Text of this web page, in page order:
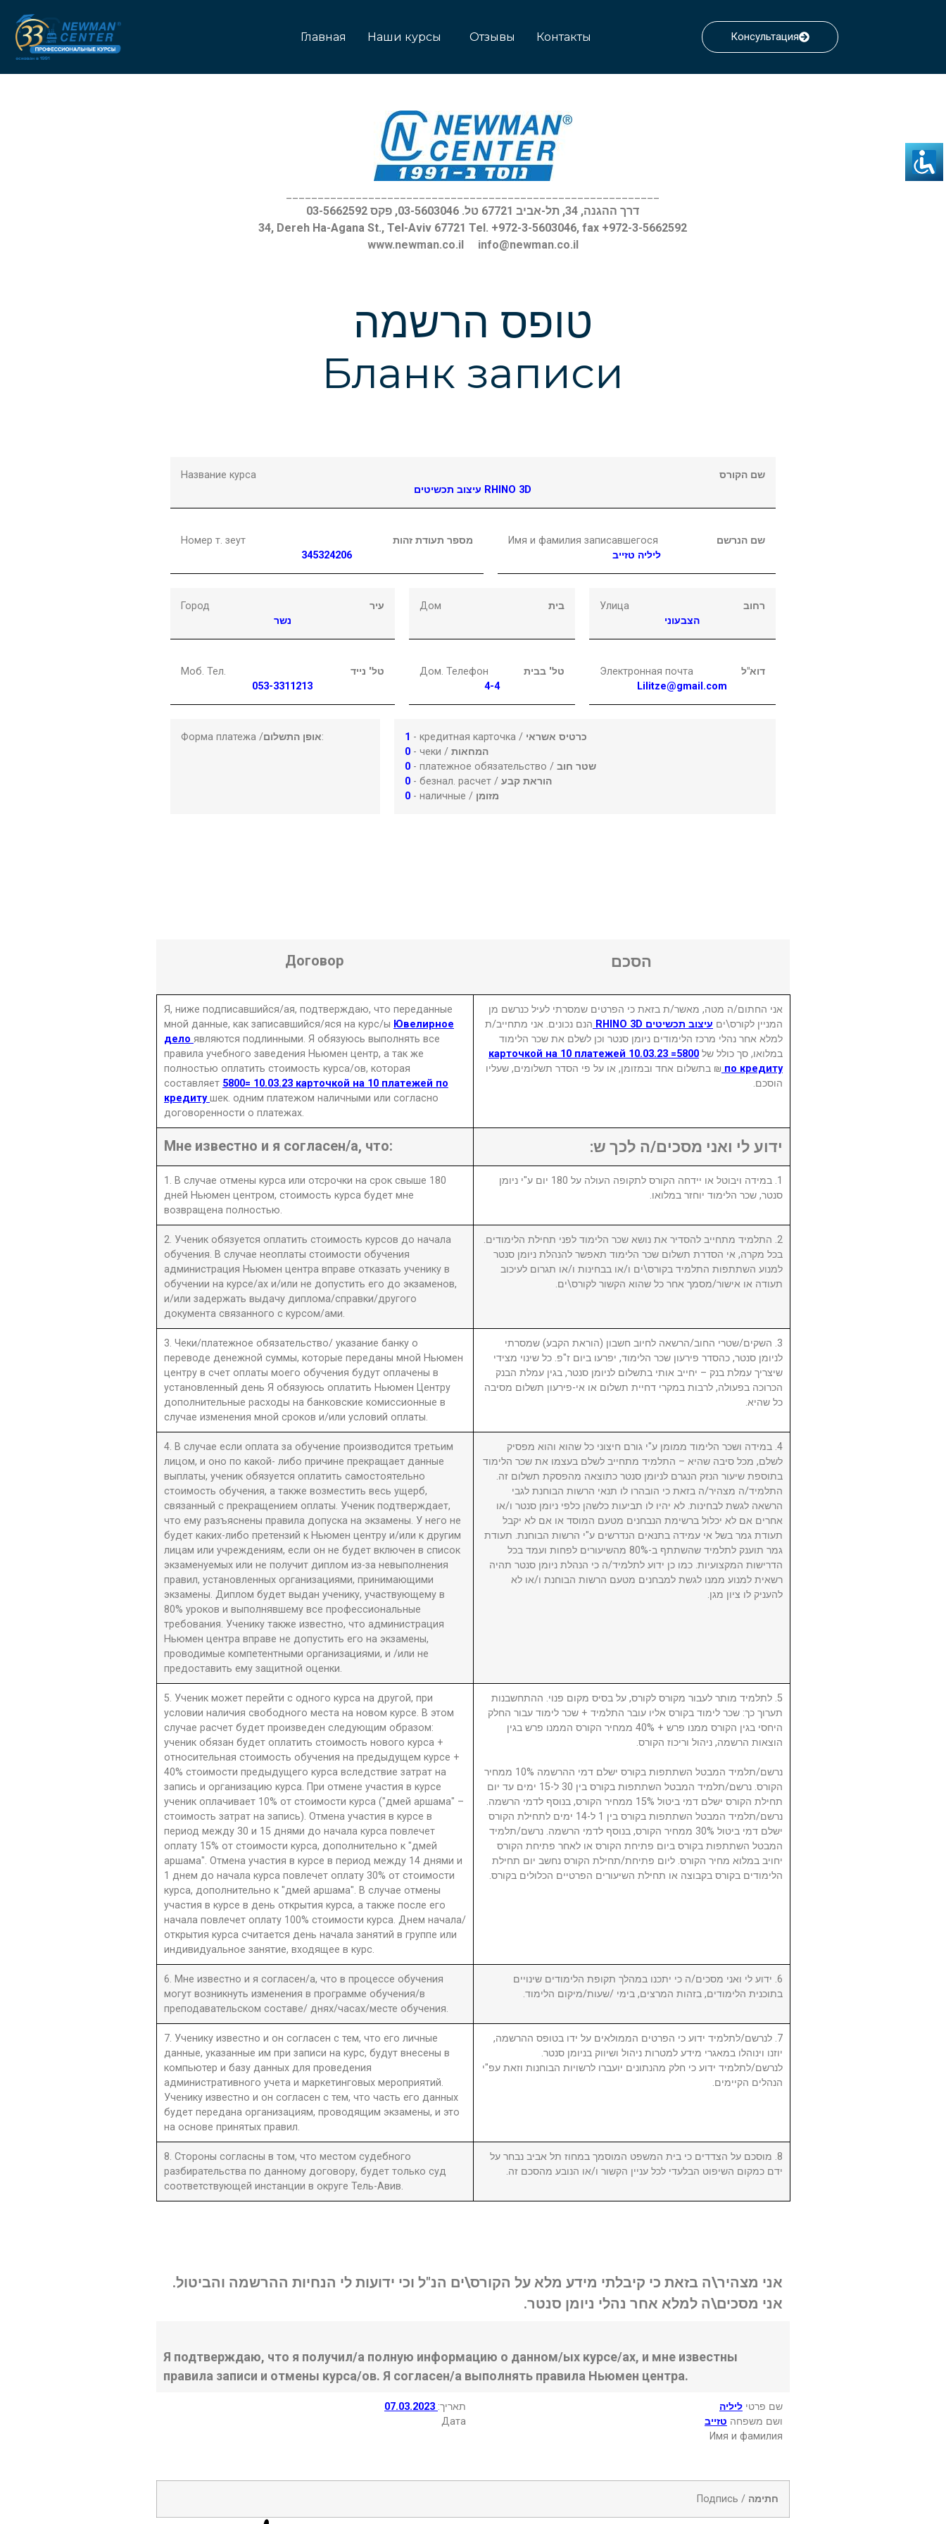
Главная Наши курсы Отзывы Контакты Консультация
דרך ההגנה, 34, תל-אביב 67721 טל. 03-5603046, פקס 03-5662592
34, Dereh Ha-Agana St., Tel-Aviv 67721 Tel. +972-3-5603046, fax +972-3-5662592
www.newman.co.il
info@newman.co.il
טופס הרשמה
Бланк записи
Название курса
שם הקורס
עיצוב תכשיטים RHINO 3D
Номер т. зеут
מספר תעודת זהות
345324206
Имя и фамилия записавшегося
שם הנרשם
ליליה טזייב
Город
עיר
נשר
Дом בית Улица
רחוב
הצבעוני
Моб. Тел.
טל' נייד
053-3311213
Дом. Телефон
טל' בבית
4-4
Электронная почта
דוא"ל
Lilitze@gmail.com
Форма платежа /אופן התשלום: 1 - кредитная карточка / כרטיס אשראי
0- чеки / המחאות
0- платежное обязательство / שטר חוב
0- безнал. расчет / הוראת קבע
0- наличные / מזומן
Договор הסכם
Я, ниже подписавшийся/ая, подтверждаю, что переданные
мной данные, как записавшийся/яся на курс/ы Ювелирное
дело являются подлинными. Я обязуюсь выполнять все
правила учебного заведения Ньюмен центр, а так же
полностью оплатить стоимость курса/ов, которая
составляет 5800= 10.03.23 карточкой на 10 платежей по
кредитушек. одним платежом наличными или согласно
договоренности о платежах.
אני החתום/ה מטה, מאשר/ת בזאת כי הפרטים שמסרתי לעיל כנרשם מן
המניין לקורס\ים עיצוב תכשיטים RHINO 3D
הנם נכונים. אני מתחייב/ת
למלא אחר נהלי מרכז הלימודים ניומן סנטר וכן לשלם את שכר הלימוד
במלואו, סך כולל של
5800= 10.03.23 карточкой на 10 платежей
по кредиту ₪ בתשלום אחד ובמזומן, או על פי הסדר תשלומים, שעליו
הוסכם.
Мне известно и я согласен/а, что: ידוע לי ואני מסכים/ה לכך ש:
1. В случае отмены курса или отсрочки на срок свыше 180
дней Ньюмен центром, стоимость курса будет мне
возвращена полностью.
1. במידה ויבוטל או יידחה הקורס לתקופה העולה על 180 יום ע"י ניומן
סנטר, שכר הלימוד יוחזר במלואו.
2. Ученик обязуется оплатить стоимость курсов до начала
обучения. В случае неоплаты стоимости обучения
администрация Ньюмен центра вправе отказать ученику в
обучении на курсе/ах и/или не допустить его до экзаменов,
и/или задержать выдачу диплома/справки/другого
документа связанного с курсом/ами.
2. התלמיד מתחייב להסדיר את נושא שכר הלימוד לפני תחילת הלימודים.
בכל מקרה, אי הסדרת תשלום שכר הלימוד תאפשר להנהלת ניומן סנטר
למנוע השתתפות התלמיד בקורס\ים ו/או בבחינות ו/או תגרום לעיכוב
תעודה או אישור/מסמך אחר כל שהוא הקשור לקורס\ים.
3. Чеки/платежное обязательство/ указание банку о
переводе денежной суммы, которые переданы мной Ньюмен
центру в счет оплаты моего обучения будут оплачены в
установленный день Я обязуюсь оплатить Ньюмен Центру
дополнительные расходы на банковские комиссионные в
случае изменения мной сроков и/или условий оплаты.
3. השקים/שטרי החוב/הרשאה לחיוב חשבון (הוראת הקבע) שמסרתי
לניומן סנטר, כהסדר פירעון שכר הלימוד, יפרעו ביום ז"פ. כל שינוי מצידי
שיצריך עמלת בנק – יחייב אותי בתשלום לניומן סנטר, בגין עמלת הבנק
הכרוכה בפעולה, לרבות במקרי דחיית תשלום או אי-פירעון תשלום מסיבה
כל שהיא.
4. В случае если оплата за обучение производится третьим
лицом, и оно по какой- либо причине прекращает данные
выплаты, ученик обязуется оплатить самостоятельно
стоимость обучения, а также возместить весь ущерб,
связанный с прекращением оплаты. Ученик подтверждает,
что ему разъяснены правила допуска на экзамены. У него не
будет каких-либо претензий к Ньюмен центру и/или к другим
лицам или учреждениям, если он не будет включен в список
экзаменуемых или не получит диплом из-за невыполнения
правил, установленных организациями, принимающими
экзамены. Диплом будет выдан ученику, участвующему в
80% уроков и выполнявшему все профессиональные
требования. Ученику также известно, что администрация
Ньюмен центра вправе не допустить его на экзамены,
проводимые компетентными организациями, и /или не
предоставить ему защитной оценки.
4. במידה ושכר הלימוד ממומן ע"י גורם חיצוני כל שהוא והוא מפסיק
לשלם, מכל סיבה שהיא – התלמיד מתחייב לשלם בעצמו את שכר הלימוד
בתוספת שיעור הנזק הנגרם לניומן סנטר כתוצאה מהפסקת תשלום זה.
התלמיד/ה מצהיר/ה בזאת כי הובהרו לו תנאי הרשות הבוחנת לגבי
הרשאה לגשת לבחינות. לא יהיו לו תביעות כלשהן כלפי ניומן סנטר ו/או
אחרים אם לא יכלול ברשימת הנבחנים מטעם המוסד או אם לא יקבל
תעודת גמר בשל אי עמידה בתנאים הנדרשים ע"י הרשות הבוחנת. תעודת
גמר תוענק לתלמיד שהשתתף ב-80% מהשיעורים לפחות ועמד בכל
הדרישות המקצועיות. כמו כן ידוע לתלמיד/ה כי הנהלת ניומן סנטר תהיה
רשאית למנוע ממנו לגשת למבחנים מטעם הרשות הבוחנת ו/או לא
להעניק לו ציון מגן.
5. Ученик может перейти с одного курса на другой, при
условии наличия свободного места на новом курсе. В этом
случае расчет будет произведен следующим образом:
ученик обязан будет оплатить стоимость нового курса +
относительная стоимость обучения на предыдущем курсе +
40% стоимости предыдущего курса вследствие затрат на
запись и организацию курса. При отмене участия в курсе
ученик оплачивает 10% от стоимости курса ("дмей аршама" –
стоимость затрат на запись). Отмена участия в курсе в
период между 30 и 15 днями до начала курса повлечет
оплату 15% от стоимости курса, дополнительно к "дмей
аршама". Отмена участия в курсе в период между 14 днями и
1 днем до начала курса повлечет оплату 30% от стоимости
курса, дополнительно к "дмей аршама". В случае отмены
участия в курсе в день открытия курса, а также после его
начала повлечет оплату 100% стоимости курса. Днем начала/
открытия курса считается день начала занятий в группе или
индивидуальное занятие, входящее в курс.
5. לתלמיד מותר לעבור מקורס לקורס, על בסיס מקום פנוי. ההתחשבנות
תערוך כך: שכר לימוד בקורס אליו עובר התלמיד + שכר לימוד עבור החלק
היחסי בגין הקורס ממנו פרש + 40% ממחיר הקורס הממנו פרש בגין
הוצאות הרשמה, ניהול וריכוז הקורס.
נרשם/תלמיד המבטל השתתפות בקורס ישלם דמי ההרשמה 10% ממחיר
הקורס. נרשם/תלמיד המבטל השתתפות בקורס בין 30 ל-15 ימים עד יום
תחילת הקורס ישלם דמי ביטול 15% ממחיר הקורס, בנוסף לדמי הרשמה.
נרשם/תלמיד המבטל השתתפות בקורס בין 1 ל-14 ימים לתחילת הקורס
ישלם דמי ביטול 30% ממחיר הקורס, בנוסף לדמי הרשמה. נרשם/תלמיד
המבטל השתתפות בקורס ביום פתיחת הקורס או לאחר פתיחת הקורס
יחויב במלוא מחיר הקורס. ליום פתיחת/תחילת הקורס נחשב יום תחילת
הלימודים בקורס בקבוצה או תחילת השיעורים הפרטיים הכלולים בקורס.
6. Мне известно и я согласен/а, что в процессе обучения
могут возникнуть изменения в программе обучения/в
преподавательском составе/ днях/часах/месте обучения.
6. ידוע לי ואני מסכים/ה כי יתכנו במהלך תקופת הלימודים שינויים
בתוכנית הלימודים, בזהות המרצים, בימי /שעות/מיקום הלימוד.
7. Ученику известно и он согласен с тем, что его личные
данные, указанные им при записи на курс, будут внесены в
компьютер и базу данных для проведения
административного учета и маркетинговых мероприятий.
Ученику известно и он согласен с тем, что часть его данных
будет передана организациям, проводящим экзамены, и это
на основе принятых правил.
7. לנרשם/לתלמיד ידוע כי הפרטים הממולאים על ידו בטופס ההרשמה,
יוזנו וינוהלו במאגרי מידע למטרות ניהול ושיווק בניומן סנטר.
לנרשם/לתלמיד ידוע כי חלק מהנתונים יועברו לרשויות הבוחנות וזאת עפ"י
הנהלים הקיימים.
8. Стороны согласны в том, что местом судебного
разбирательства по данному договору, будет только суд
соответствующей инстанции в округе Тель-Авив.
8. מוסכם על הצדדים כי בית המשפט המוסמך במחוז תל אביב נבחר על
ידם כמקום השיפוט הבלעדי לכל עניין הקשור ו/או הנובע מהסכם זה.
אני מצהיר\ה בזאת כי קיבלתי מידע מלא על הקורס\ים הנ"ל וכי ידועות לי הנחיות ההרשמה והביטול.
אני מסכים\ה למלא אחר נהלי ניומן סנטר.
Я подтверждаю, что я получил/а полную информацию о данном/ых курсе/ах, и мне известны
правила записи и отмены курса/ов. Я согласен/а выполнять правила Ньюмен центра.
07.03.2023 :תאריך
Дата
שם פרטיליליה
ושם משפחה טזייב
Имя и фамилия
Подпись / חתימה